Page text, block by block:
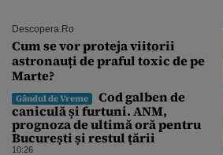
Descopera.ro
Cum se vor proteja viitorii
astronauți de praful toxic de pe
Marte?
Gândul de Vreme
Cod galben de
caniculă și furtuni. ANM,
prognoza de ultimă oră pentru
București și restul țării
10:26